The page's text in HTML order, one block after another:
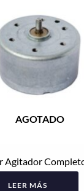
AGOTADO
Agitador
LEER MÁS